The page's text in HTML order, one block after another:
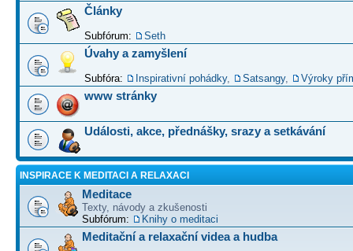
Články
Subfórum: Seth
Úvahy a zamyšlení
Subfóra: Inspirativní pohádky, Satsangy, Výroky
www stránky
Události, akce, přednášky, srazy a setkávání
INSPIRACE K MEDITACI A RELAXACI
Meditace
Texty, návody a zkušenosti
Subfórum:
Knihy o meditaci
Meditační a relaxační videa a hudba